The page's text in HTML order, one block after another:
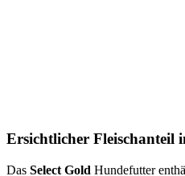
Ersichtlicher Fleischanteil
Das Select Gold Hundefutter